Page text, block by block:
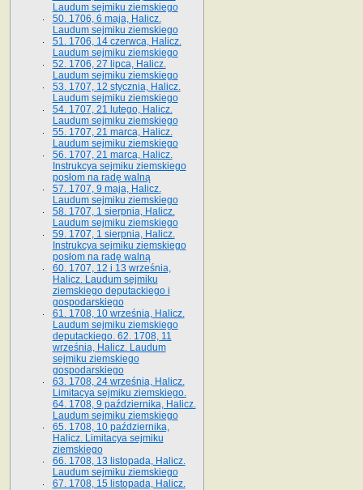
Laudum sejmiku ziemskiego
50. 1706, 6 maja, Halicz.
Laudum sejmiku ziemskiego
51. 1706, 14 czerwca, Halicz.
Laudum sejmiku ziemskiego
52. 1706, 27 lipca, Halicz.
Laudum sejmiku ziemskiego
53. 1707, 12 stycznia, Halicz.
Laudum sejmiku ziemskiego
54. 1707, 21 lutego, Halicz.
Laudum sejmiku ziemskiego
55. 1707, 21 marca, Halicz.
Laudum sejmiku ziemskiego
56. 1707, 21 marca, Halicz.
Instrukcya sejmiku ziemskiego
posłom na radę walną
57. 1707, 9 maja, Halicz.
Laudum sejmiku ziemskiego
58. 1707, 1 sierpnia, Halicz.
Laudum sejmiku ziemskiego
59. 1707, 1 sierpnia, Halicz.
Instrukcya sejmiku ziemskiego
posłom na radę walną
60. 1707, 12 i 13 września,
Halicz. Laudum sejmiku
ziemskiego deputackiego i
gospodarskiego
61. 1708, 10 września, Halicz.
Laudum sejmiku ziemskiego
deputackiego. 62. 1708, 11
września, Halicz. Laudum
sejmiku ziemskiego
gospodarskiego
63. 1708, 24 września, Halicz.
Limitacya sejmiku ziemskiego.
64. 1708, 9 października, Halicz.
Laudum sejmiku ziemskiego
65­. 1708, 10 października,
Halicz. Limitacya sejmiku
ziemskiego
66. 1708, 13 listopada, Halicz.
Laudum sejmiku ziemskiego
67. 1708, 15 listopada, Halicz.